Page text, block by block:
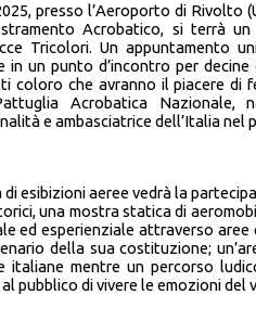
presso l’Aeroporto di Rivolto
Acrobatico, si terrà
Tricolori. Un appuntamento
in un punto d’incontro per
coloro che avranno il piacere di
Acrobatica
e ambasciatrice dell’Italia nel
di esibizioni aeree vedrà la
una mostra statica di
ed esperienziale attraverso
della sua costituzione;
italiane mentre un percorso
pubblico di vivere le emozioni del